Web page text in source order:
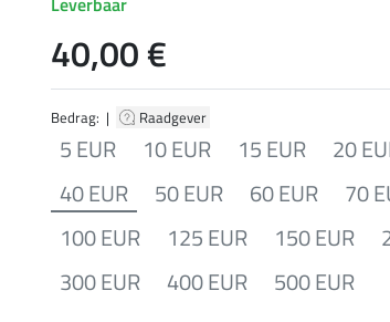
Bedrag: | Raadgever
5 EUR 10 EUR 15 EUR 20
40 EUR
50 EUR 60 EUR 70
100 EUR
125 EUR 150 EUR
300 EUR
400 EUR 500 EUR
40,00 €